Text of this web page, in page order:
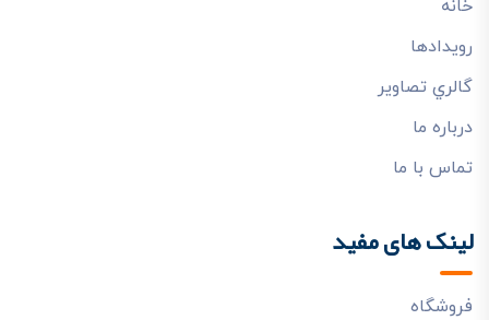
خانه
رويدادها
گالري تصاوير
درباره ما
تماس با ما
لینک های مفید
فروشگاه